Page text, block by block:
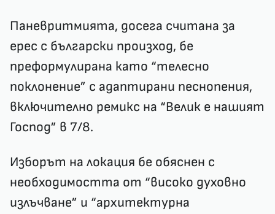
Паневритмията, досега считана за
ерес с български произход, бе
преформулирана като “телесно
поклонение” с адаптирани песнопения,
включително ремикс на “Велик е нашият
Господ” в 7/8.
Изборът на локация бе обяснен с
необходимостта от “високо духовно
излъчване” и “архитектурна